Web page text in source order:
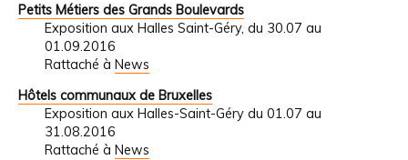
Petits Métiers des Grands Boulevards
Exposition aux Halles Saint-Géry, du 30.07 au
01.09.2016
Rattaché à News
Hôtels communaux de Bruxelles
Exposition aux Halles-Saint-Géry du 01.07 au
31.08.2016
Rattaché à News